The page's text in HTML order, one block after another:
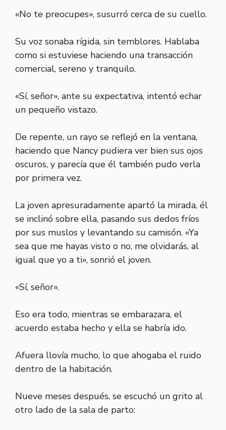
«No te preocupes», susurró cerca de su cuello.
Su voz sonaba rígida, sin temblores. Hablaba
como si estuviese haciendo una transacción
comercial, sereno y tranquilo.
«Sí, señor», ante su expectativa, intentó echar
un pequeño vistazo.
De repente, un rayo se reflejó en la ventana,
haciendo que Nancy pudiera ver bien sus ojos
oscuros, y parecía que él también pudo verla
por primera vez.
La joven apresuradamente apartó la mirada, él
se inclinó sobre ella, pasando sus dedos fríos
por sus muslos y levantando su camisón. «Ya
sea que me hayas visto o no, me olvidarás, al
igual que yo a ti», sonrió el joven.
«Sí, señor».
Eso era todo, mientras se embarazara, el
acuerdo estaba hecho y ella se habría ido.
Afuera llovía mucho, lo que ahogaba el ruido
dentro de la habitación.
Nueve meses después, se escuchó un grito al
otro lado de la sala de parto: